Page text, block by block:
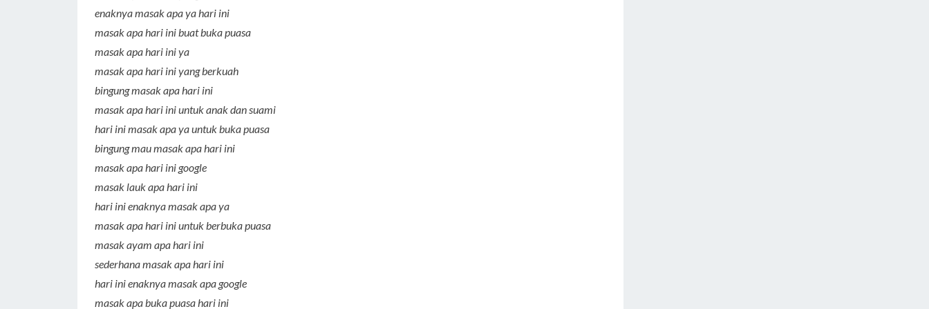
enaknya masak apa ya hari ini
masak apa hari ini buat buka puasa
masak apa hari ini ya
masak apa hari ini yang berkuah
bingung masak apa hari ini
masak apa hari ini untuk anak dan suami
hari ini masak apa ya untuk buka puasa
bingung mau masak apa hari ini
masak apa hari ini google
masak lauk apa hari ini
hari ini enaknya masak apa ya
masak apa hari ini untuk berbuka puasa
masak ayam apa hari ini
sederhana masak apa hari ini
hari ini enaknya masak apa google
masak apa buka puasa hari ini